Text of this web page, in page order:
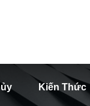
Kiến Thức